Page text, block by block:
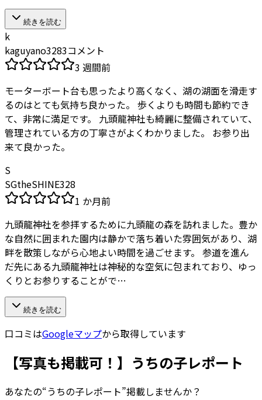
続きを読む
k
kaguyano3283コメント
3 週間前
モーターボート台も思ったより高くなく、湖の湖面を滑走す
るのはとても気持ち良かった。 歩くよりも時間も節約でき
て、非常に満足です。 九頭龍神社も綺麗に整備されていて、
管理されている方の丁寧さがよくわかりました。 お参り出
来て良かった。
S
SGtheSHINE328
1 か月前
九頭龍神社を参拝するために九頭龍の森を訪れました。豊か
な自然に囲まれた園内は静かで落ち着いた雰囲気があり、湖
畔を散策しながら心地よい時間を過ごせます。 参道を進ん
だ先にある九頭龍神社は神秘的な空気に包まれており、ゆっ
くりとお参りすることがで…
続きを読む
口コミはGoogleマップから取得しています
【写真も掲載可！】うちの子レポート
あなたの“うちの子レポート”掲載しませんか？